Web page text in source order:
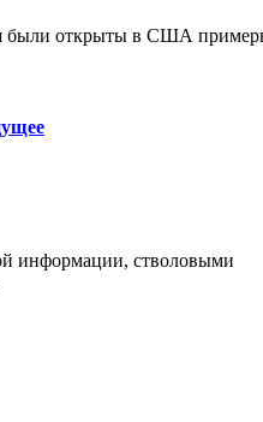
были открыты в США
информации, стволовыми